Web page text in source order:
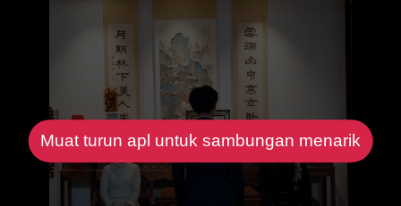
Muat turun apl untuk sambungan menarik